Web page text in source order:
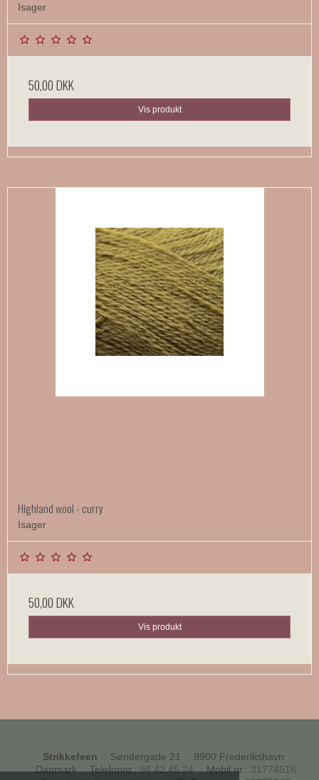
Isager
50,00 DKK
Vis produkt
Highland wool - curry
Isager
50,00 DKK
Vis produkt
Strikkefeen Søndergade 21
9900 Frederikshavn
Danmark
Telefonnr.: 98 42 45 24 Mobil nr. : 31774516